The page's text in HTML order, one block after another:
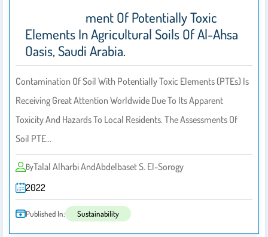
Risk Assessment Of Potentially Toxic
Elements In Agricultural Soils Of Al-Ahsa
Oasis, Saudi Arabia.
Contamination Of Soil With Potentially Toxic Elements (PTEs) Is
Receiving Great Attention Worldwide Due To Its Apparent
Toxicity And Hazards To Local Residents. The Assessments Of
Soil PTE…
ByTalal Alharbi AndAbdelbaset S. El-Sorogy
2022
Published In: Sustainability